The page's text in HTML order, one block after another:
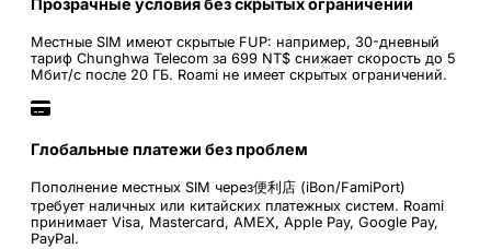
Прозрачные условия без скрытых ограничений
Местные SIM имеют скрытые FUP: например, 30-дневный
тариф Chunghwa Telecom за 699 NT$ снижает скорость до 5
Мбит/с после 20 ГБ. Roami не имеет скрытых ограничений.
Глобальные платежи без проблем
Пополнение местных SIM через便利店 (iBon/FamiPort)
требует наличных или китайских платежных систем. Roami
принимает Visa, Mastercard, AMEX, Apple Pay, Google Pay,
PayPal.